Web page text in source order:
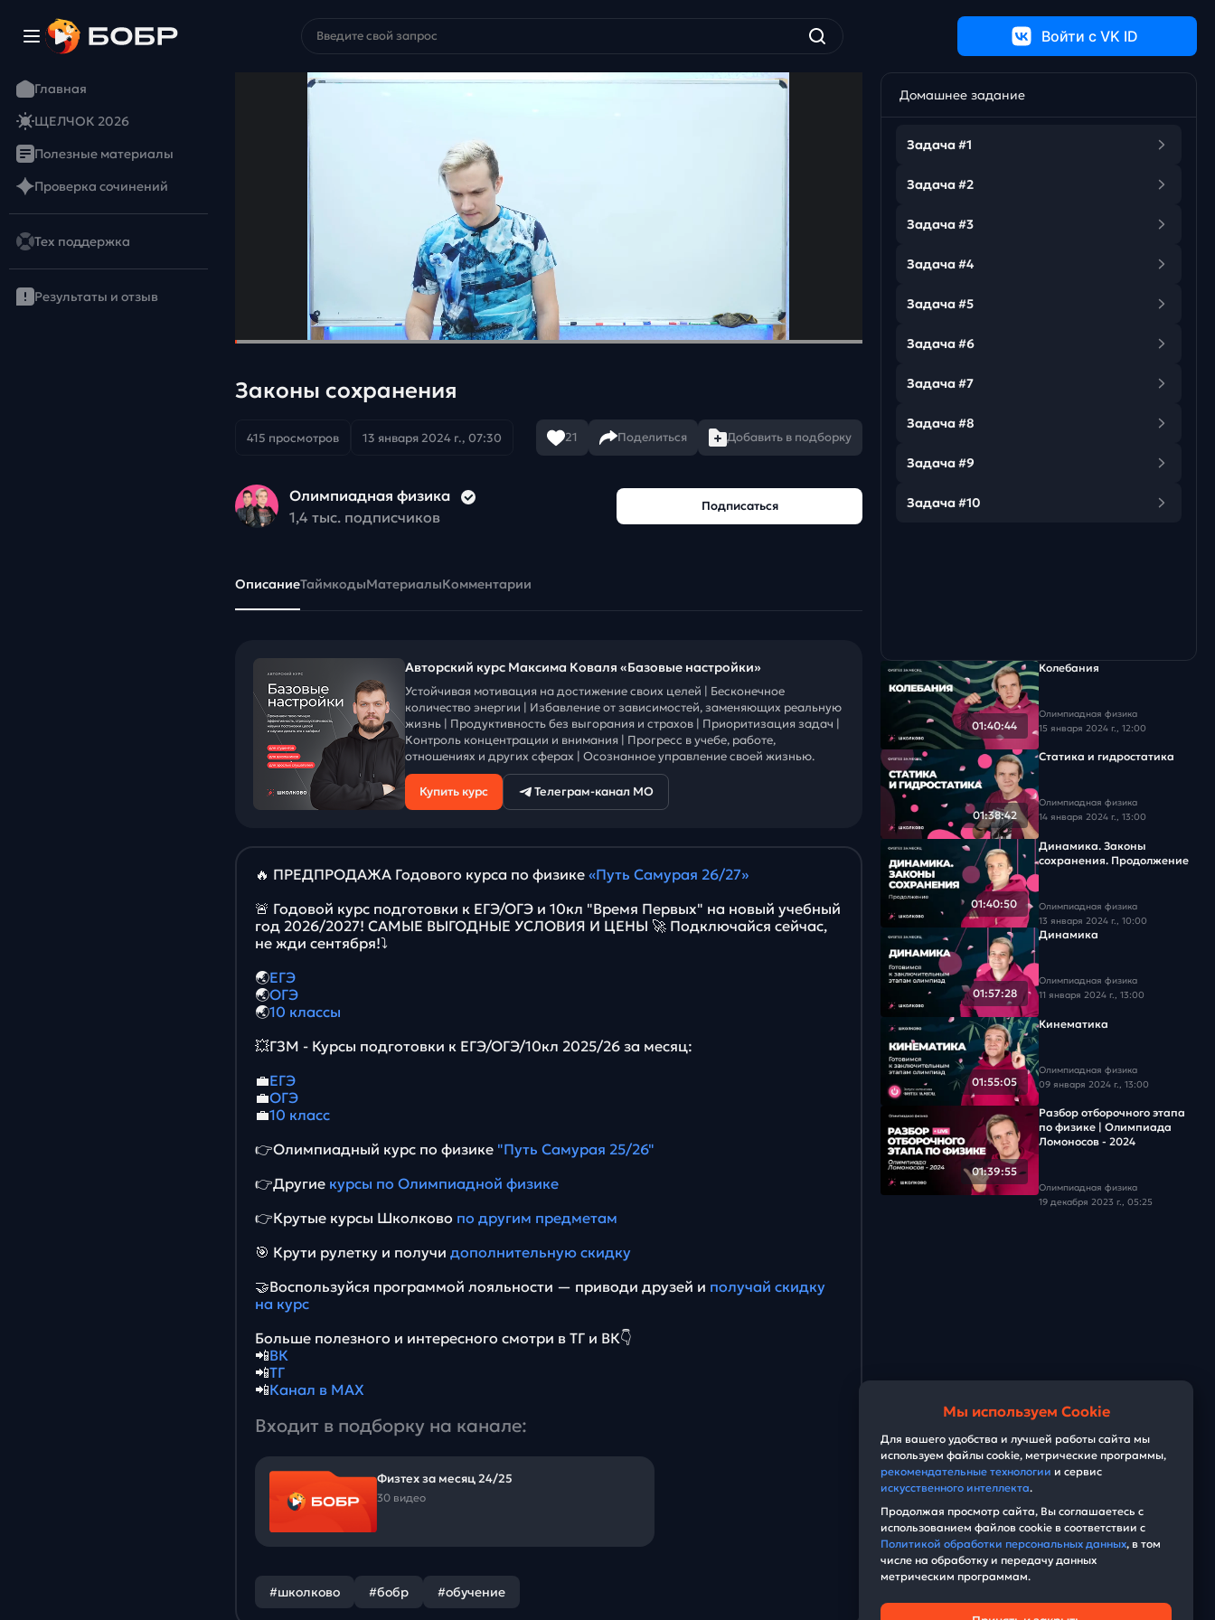
Войти c VK ID
Главная
ЩЕЛЧОК 2026
Полезные материалы
Проверка сочинений
Тех поддержка
Результаты и отзыв
Законы сохранения
415 просмотров 13 января 2024 г., 07:30 21 Поделиться Добавить в подборку
Олимпиадная физика
1,4 тыс. подписчиков
Подписаться
ОписаниеТаймкодыМатериалыКомментарии
Авторский курс Максима Коваля «Базовые настройки»
Устойчивая мотивация на достижение своих целей | Бесконечное
количество энергии | Избавление от зависимостей, заменяющих реальную
жизнь | Продуктивность без выгорания и страхов | Приоритизация задач |
Контроль концентрации и внимания | Прогресс в учебе, работе,
отношениях и других сферах | Осознанное управление своей жизнью.
Купить курс Телеграм-канал МО
🔥 ПРЕДПРОДАЖА Годового курса по физике «Путь Самурая 26/27»
🚨 Годовой курс подготовки к ЕГЭ/ОГЭ и 10кл "Время Первых" на новый учебный
год 2026/2027! САМЫЕ ВЫГОДНЫЕ УСЛОВИЯ И ЦЕНЫ 🚀 Подключайся сейчас,
не жди сентября!⤵️
🌏ЕГЭ
🌏ОГЭ
🌏10 классы
💥ГЗМ - Курсы подготовки к ЕГЭ/ОГЭ/10кл 2025/26 за месяц:
💼ЕГЭ
💼ОГЭ
💼10 класс
👉Олимпиадный курс по физике "Путь Самурая 25/26"
👉Другие курсы по Олимпиадной физике
👉Крутые курсы Школково по другим предметам
🎯 Крути рулетку и получи дополнительную скидку
🤝Воспользуйся программой лояльности — приводи друзей и получай скидку
на курс
Больше полезного и интересного смотри в ТГ и ВК👇
📲ВК
📲ТГ
📲Канал в MAX
Входит в подборку на канале:
Физтех за месяц 24/25
30 видео
#школково #бобр #обучение
Домашнее задание
Задача #1
Задача #2
Задача #3
Задача #4
Задача #5
Задача #6
Задача #7
Задача #8
Задача #9
Задача #10
01:40:44
Колебания
Олимпиадная физика
15 января 2024 г., 12:00
01:38:42
Статика и гидростатика
Олимпиадная физика
14 января 2024 г., 13:00
01:40:50
Динамика. Законы
сохранения. Продолжение
Олимпиадная физика
13 января 2024 г., 10:00
01:57:28
Динамика
Олимпиадная физика
11 января 2024 г., 13:00
01:55:05
Кинематика
Олимпиадная физика
09 января 2024 г., 13:00
01:39:55
Разбор отборочного этапа
по физике | Олимпиада
Ломоносов - 2024
Олимпиадная физика
19 декабря 2023 г., 05:25
Мы используем Cookie
Для вашего удобства и лучшей работы сайта мы
используем файлы cookie, метрические программы,
рекомендательные технологии и сервис
искусственного интеллекта.
Продолжая просмотр сайта, Вы соглашаетесь с
использованием файлов cookie в соответствии с
Политикой обработки персональных данных, в том
числе на обработку и передачу данных
метрическим программам.